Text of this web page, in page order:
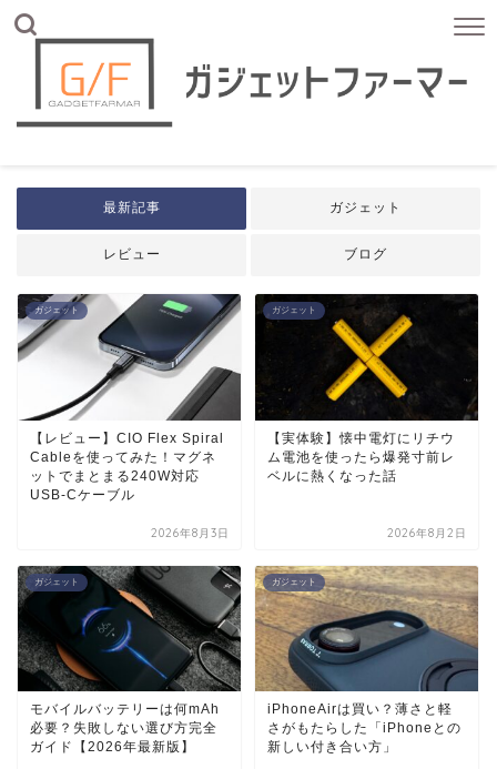
最新記事 ガジェット
レビュー ブログ
ガジェット
【レビュー】CIO Flex Spiral
Cableを使ってみた！マグネ
ットでまとまる240W対応
USB-Cケーブル
2026年8月3日
ガジェット
【実体験】懐中電灯にリチウ
ム電池を使ったら爆発寸前レ
ベルに熱くなった話
2026年8月2日
ガジェット
モバイルバッテリーは何mAh
必要？失敗しない選び方完全
ガイド【2026年最新版】
ガジェット
iPhoneAirは買い？薄さと軽
さがもたらした「iPhoneとの
新しい付き合い方」